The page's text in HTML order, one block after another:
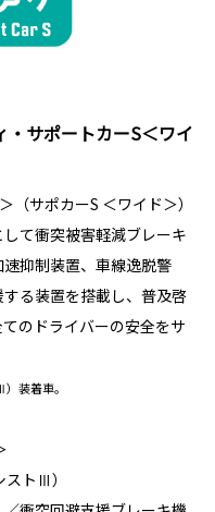
・サポートカーS＜ワイ
（サポカーS ＜ワイド＞）
て衝突被害軽減ブレーキ
速抑制装置、車線逸脱警
る装置を搭載し、普及啓
のドライバーの安全をサ
装着車。
トⅢ）